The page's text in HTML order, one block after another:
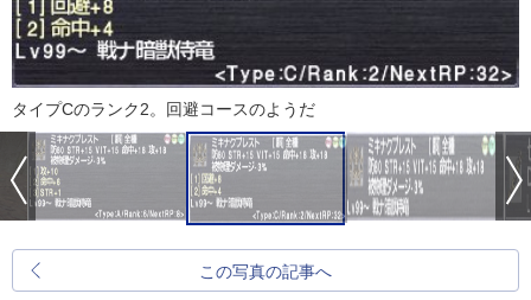
タイプCのランク2。回避コースのようだ
この写真の記事へ